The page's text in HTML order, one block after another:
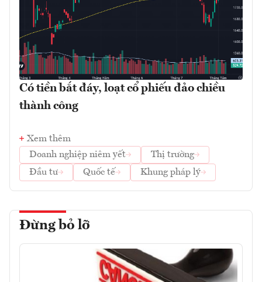
Có tiền bắt đáy, loạt cổ phiếu đảo chiều
thành công
Xem thêm
Doanh nghiệp niêm yết
Thị trường
Đầu tư
Quốc tế Khung pháp lý
Đừng bỏ lỡ